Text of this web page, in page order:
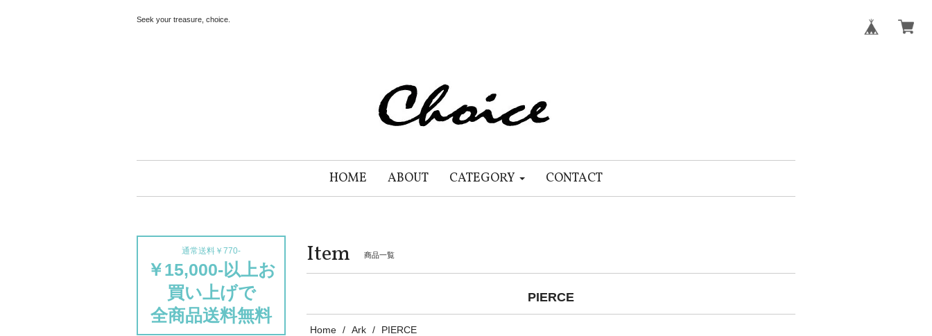
Seek your treasure, choice.
HOME ABOUT CATEGORY CONTACT
Item 商品一覧
PIERCE
Home Ark PIERCE
通常送料￥770-
￥15,000-以上お
買い上げで
全商品送料無料